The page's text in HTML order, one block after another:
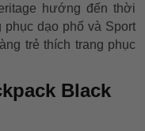
hướng đến thời
phục dạo phố và Sport
trẻ thích trang phục
Black